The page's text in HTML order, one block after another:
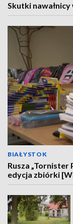
Skutki
BIAŁYSTOK
Rusza „Tornister
edycja zbiórki